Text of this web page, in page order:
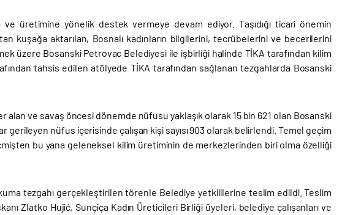
ve üretimine yönelik destek vermeye devam ediyor. Taşıdığı ticari önemin
kuşağa aktarılan, Bosnalı kadınların bilgilerini, tecrübelerini ve becerilerini
üzere Bosanski Petrovac Belediyesi ile işbirliği halinde TİKA tarafından kilim
tahsis edilen atölyede TİKA tarafından sağlanan tezgahlarda Bosanski
alan ve savaş öncesi dönemde nüfusu yaklaşık olarak 15 bin 621 olan Bosanski
gerileyen nüfus içerisinde çalışan kişi sayısı 903 olarak belirlendi. Temel geçim
bu yana geleneksel kilim üretiminin de merkezlerinden biri olma özelliği
tezgahı gerçekleştirilen törenle Belediye yetkililerine teslim edildi. Teslim
Zlatko Hujić, Sunçiça Kadın Üreticileri Birliği üyeleri, belediye çalışanları ve